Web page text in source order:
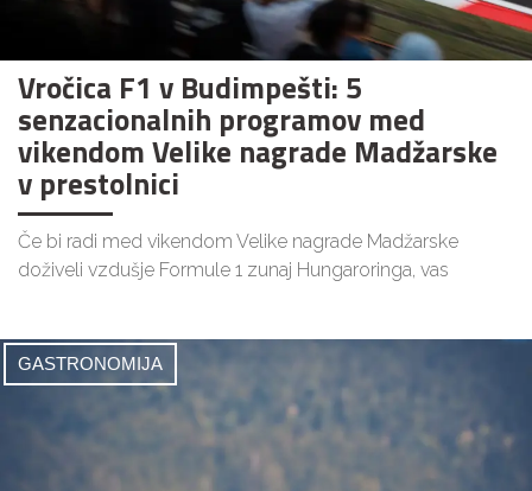
Vročica F1 v Budimpešti: 5
senzacionalnih programov med
vikendom Velike nagrade Madžarske
v prestolnici
Če bi radi med vikendom Velike nagrade Madžarske
doživeli vzdušje Formule 1 zunaj Hungaroringa, vas
GASTRONOMIJA